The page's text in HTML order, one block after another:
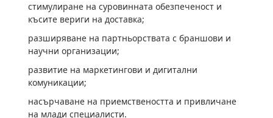
стимулиране на суровинната обезпеченост и
късите вериги на доставка;
разширяване на партньорствата с браншови и
научни организации;
развитие на маркетингови и дигитални
комуникации;
насърчаване на приемствеността и привличане
на млади специалисти.